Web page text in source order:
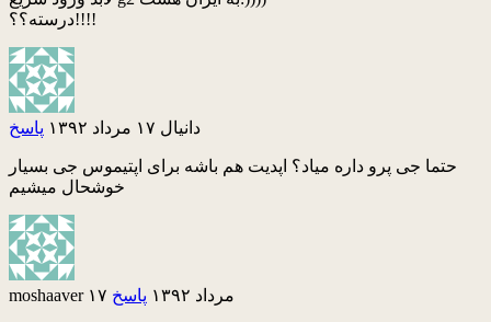
درسته؟؟!!!!
دانیال ۱۷ مرداد ۱۳۹۲ پاسخ
حتما جی پرو داره میاد؟ اپدیت هم باشه برای اپتیموس جی بسیار
خوشحال میشیم
moshaaver ۱۷ مرداد ۱۳۹۲ پاسخ